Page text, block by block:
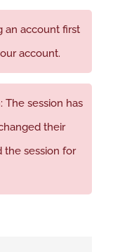
an account first
account.
The session has
their
the session for